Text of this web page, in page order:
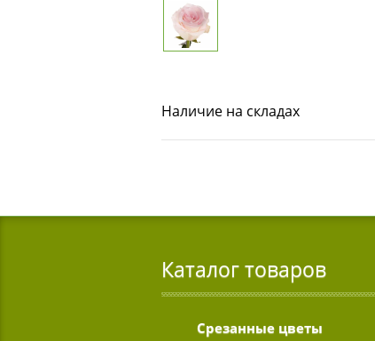
Наличие на складах
Каталог товаров
Срезанные цветы